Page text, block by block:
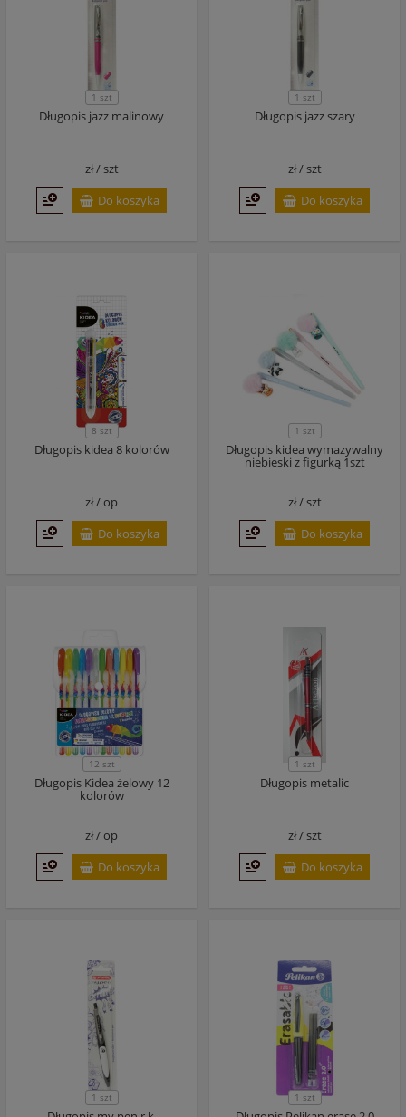
1 szt
Długopis jazz malinowy
zł /szt
Do koszyka
1 szt
Długopis jazz szary
zł /szt
Do koszyka
8 szt
Długopis kidea 8 kolorów
zł /op
Do koszyka
1 szt
Długopis kidea wymazywalny
niebieski z figurką 1szt
zł /szt
Do koszyka
12 szt
Długopis Kidea żelowy 12
kolorów
zł /op
Do koszyka
1 szt
Długopis metalic
zł /szt
Do koszyka
1 szt 1 szt